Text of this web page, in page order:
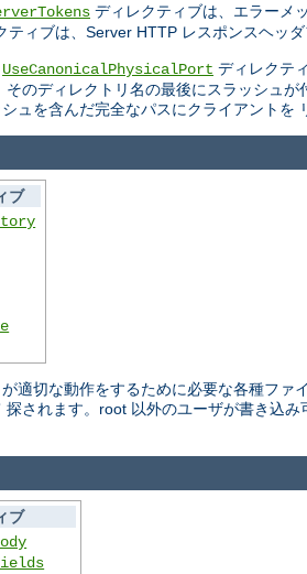
ディレクティブは、エラーメ
ティブは、Server HTTP レスポンスヘッダ
UseCanonicalPhysicalPort ディレクテ
のディレクトリ名の最後にスラッシュ
ュを含んだ完全なパスにクライアントを
ブ
適切な動作をするために必要な各種フ
探されます。root 以外のユーザが書き込
ブ